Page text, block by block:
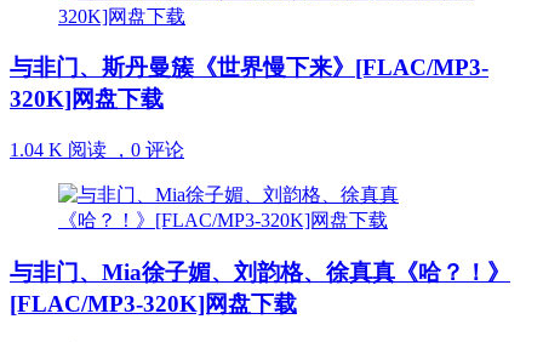
与非门、斯丹曼簇《世界慢下来》[FLAC/MP3-
320K]网盘下载
1.04 K 阅读 ， 0 评论
与非门、Mia徐子媚、刘韵格、徐真真《哈？！》
[FLAC/MP3-320K]网盘下载